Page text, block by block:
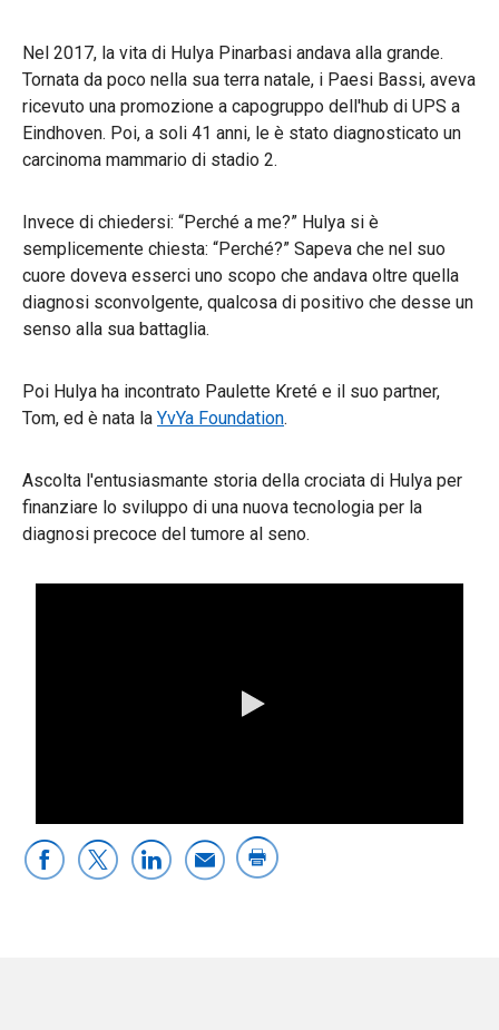
Nel 2017, la vita di Hulya Pinarbasi andava alla grande.
Tornata da poco nella sua terra natale, i Paesi Bassi, aveva
ricevuto una promozione a capogruppo dell'hub di UPS a
Eindhoven. Poi, a soli 41 anni, le è stato diagnosticato un
carcinoma mammario di stadio 2.
Invece di chiedersi: “Perché a me?” Hulya si è
semplicemente chiesta: “Perché?” Sapeva che nel suo
cuore doveva esserci uno scopo che andava oltre quella
diagnosi sconvolgente, qualcosa di positivo che desse un
senso alla sua battaglia.
Poi Hulya ha incontrato Paulette Kreté e il suo partner,
Tom, ed è nata la YvYa Foundation.
Ascolta l'entusiasmante storia della crociata di Hulya per
finanziare lo sviluppo di una nuova tecnologia per la
diagnosi precoce del tumore al seno.